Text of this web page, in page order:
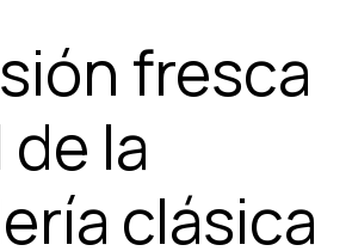
fresca
la
clásica